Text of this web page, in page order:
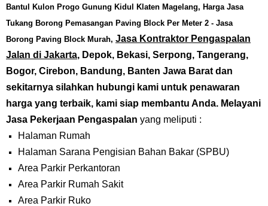
Bantul Kulon Progo Gunung Kidul Klaten Magelang, Harga Jasa
Tukang Borong Pemasangan Paving Block Per Meter 2 - Jasa
Borong Paving Block Murah, Jasa Kontraktor Pengaspalan
Jalan di Jakarta, Depok, Bekasi, Serpong, Tangerang,
Bogor, Cirebon, Bandung, Banten Jawa Barat dan
sekitarnya silahkan hubungi kami untuk penawaran
harga yang terbaik, kami siap membantu Anda. Melayani
Jasa Pekerjaan Pengaspalan yang meliputi :
Halaman Rumah
Halaman Sarana Pengisian Bahan Bakar (SPBU)
Area Parkir Perkantoran
Area Parkir Rumah Sakit
Area Parkir Ruko